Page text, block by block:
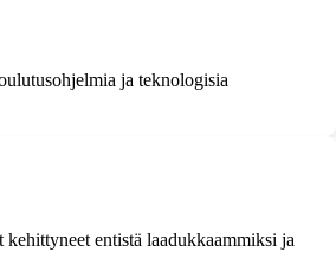
ja teknologisia
entistä laadukkaammiksi ja